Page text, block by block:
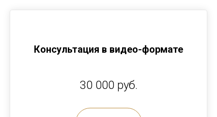
Консультация в видео-формате
30 000 руб.